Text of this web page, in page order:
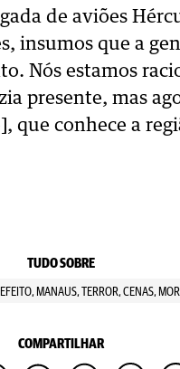
de aviões
insumos que a
Nós estamos
presente, mas
que conhece a
TUDO SOBRE
MANAUS, TERROR, CENAS,
COMPARTILHAR